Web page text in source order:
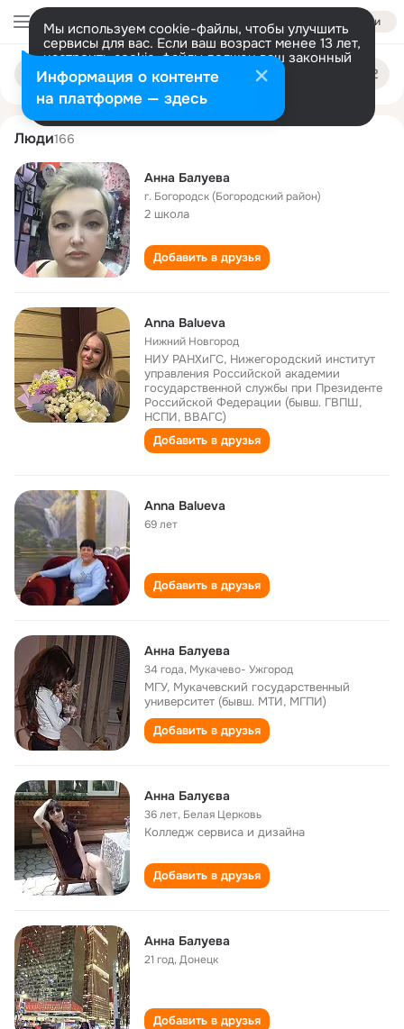
Войти
Мы используем cookie-файлы, чтобы улучшить
сервисы для вас. Если ваш возраст менее 13 лет,
настроить cookie-файлы должен ваш законный
представитель. Больше информации
Разрешить все Настроить
Поиск
людям
anna balueva
Люди166
Анна Балуева
г. Богородск (Богородский район)
2 школа
Добавить в друзья
Anna Balueva
Нижний Новгород
НИУ РАНХиГС, Нижегородский институт
управления Российской академии
государственной службы при Президенте
Российской Федерации (бывш. ГВПШ,
НСПИ, ВВАГС)
Добавить в друзья
Anna Balueva
69 лет
Добавить в друзья
Анна Балуева
34 года, Мукачево- Ужгород
МГУ, Мукачевский государственный
университет (бывш. МТИ, МГПИ)
Добавить в друзья
Анна Балуєва
36 лет, Белая Церковь
Колледж сервиса и дизайна
Добавить в друзья
Анна Балуева
21 год,Донецк
Добавить в друзья
Информация о контенте
на платформе — здесь